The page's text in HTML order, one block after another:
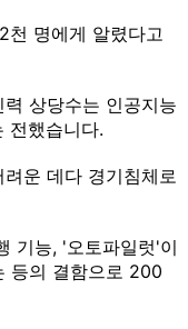
천 명에게 알렸다고
상당수는 인공지능
전했습니다.
운 데다 경기침체로
기능, '오토파일럿'이
등의 결함으로 200